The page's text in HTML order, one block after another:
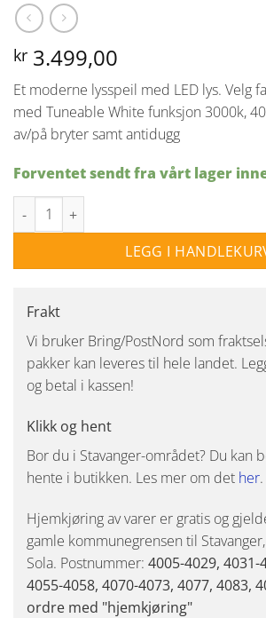
kr 3.499,00
Et moderne lysspeil med LED lys. Velg
med Tuneable White funksjon 3000k,
av/på bryter samt antidugg
Forventet sendt fra vårt lager
Buenavista 2 speil med LED lys IP44
LEGG I
Frakt
Vi bruker Bring/PostNord som
pakker kan leveres til hele landet.
og betal i kassen!
Klikk og hent
Bor du i Stavanger-området? Du kan
hente i butikken. Les mer om det her.
Hjemkjøring av varer er gratis og
gamle kommunegrensen til
Sola. Postnummer: 4005-4029, 4031-
4055-4058, 4070-4073, 4077, 4083,
ordre med "hjemkjøring"